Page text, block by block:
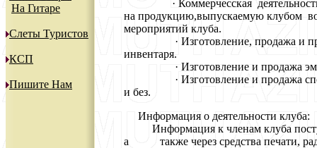
На Гитаре
Слеты Туристов
КСП
Пишите Нам
· Коммерчесская деятельность
на продукцию,выпускаемую клубом
мероприятий клуба.
· Изготовление, продажа и
инвентаря.
· Изготовление и продажа
· Изготовление и продажа
и без.
Информация о деятельности клуба:
Информация к членам клуба
а также через средства печати,